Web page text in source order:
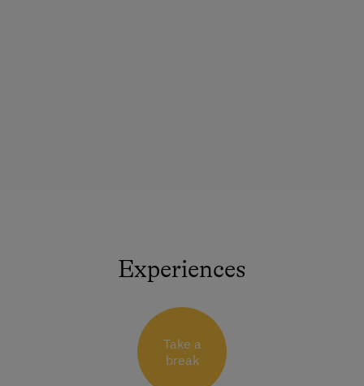
Experiences
Take a
break